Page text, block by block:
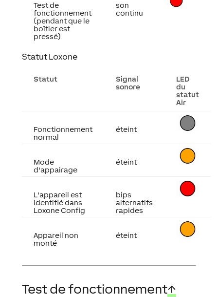
Test de
fonctionnement
(pendant que le
boîtier est
pressé)
son
continu
Statut Loxone
Statut
Signal
sonore
LED
du
statut
Air
Fonctionnement
normal
éteint
Mode
d'appairage
éteint
L'appareil est
identifié dans
Loxone Config
bips
alternatifs
rapides
Appareil non
monté
éteint
Test de fonctionnement↑